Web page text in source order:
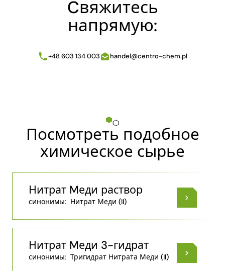
Cвяжитесь
напрямую:
+48 603 134 003 handel@centro-chem.pl
Посмотреть подобное
химическое сырье
Нитрат Mеди раствор
синонимы: Нитрат Меди (II)
Нитрат Mеди 3-гидрат
синонимы: Тригидрат Нитрата Меди (II)